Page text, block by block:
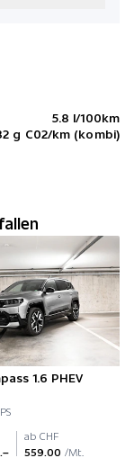
5.8 l/100km
g C02/km (kombi)
1.6 PHEV
ab CHF
559.00 /Mt.